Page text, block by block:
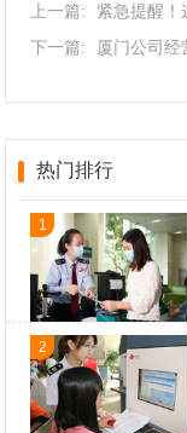
上一篇:
紧急提醒！
下一篇:
厦门公司经
热门排行
1
2